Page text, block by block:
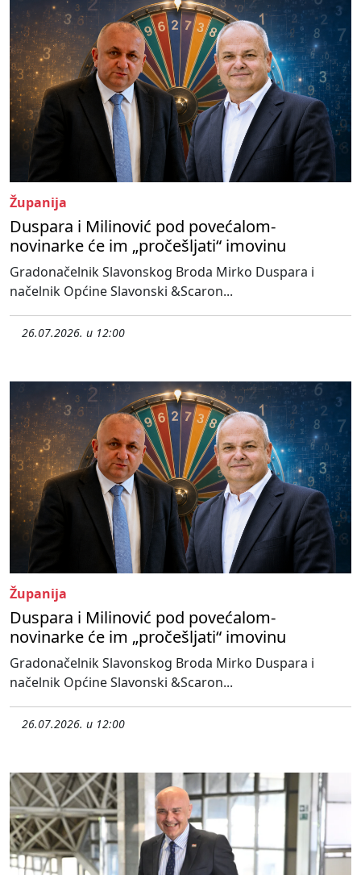
Županija
Duspara i Milinović pod povećalom-
novinarke će im „pročešljati“ imovinu
Gradonačelnik Slavonskog Broda Mirko Duspara i
načelnik Općine Slavonski &Scaron...
26.07.2026. u 12:00
Županija
Duspara i Milinović pod povećalom-
novinarke će im „pročešljati“ imovinu
Gradonačelnik Slavonskog Broda Mirko Duspara i
načelnik Općine Slavonski &Scaron...
26.07.2026. u 12:00